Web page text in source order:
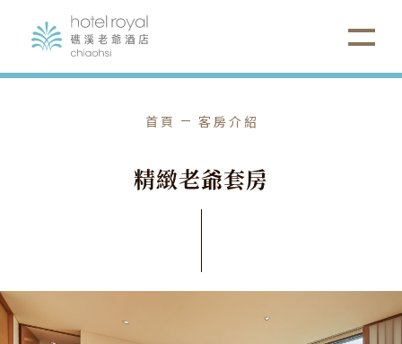
首頁 客房介紹
精緻老爺套房